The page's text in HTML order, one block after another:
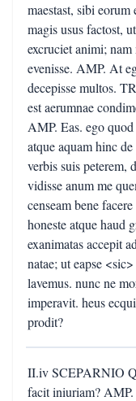
maestast, sibi
magis usus factost,
excruciet animi;
evenisse. AMP. At
decepisse multos.
est aerumnae
AMP. Eas. ego
atque aquam hinc
verbis suis peterem,
vidisse anum me
censeam bene
honeste atque haud
exanimatas accepit
natae; ut eapse
lavemus. nunc ne
imperavit. heus
prodit?
II.iv SCEPARNIO
facit iniuriam?